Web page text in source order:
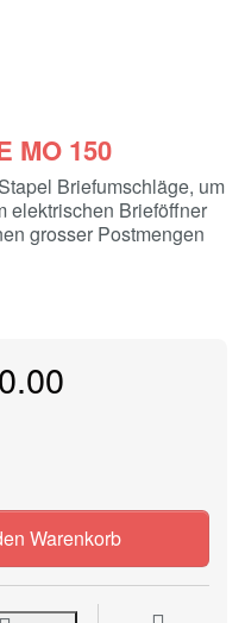
MO 150
Briefumschläge, um
elektrischen Brieföffner
grosser Postmengen
MO 150 zu CHF
Warenkorb